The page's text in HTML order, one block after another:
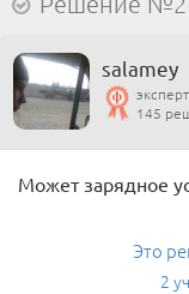
salamey
эксперт
145
Может зарядное
Это
2